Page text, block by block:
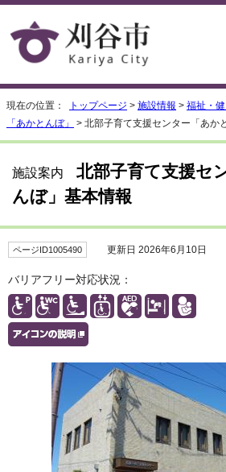
現在の位置： トップページ > 施設情報 > 福祉・
「あかとんぼ」
> 北部子育て支援センター「あか
施設案内 北部子育て支援セ
んぼ」基本情報
ページID1005490 更新日 2026年6月10日
バリアフリー対応状況：